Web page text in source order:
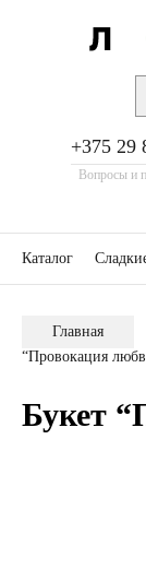
+375 29
Вопросы и
Каталог
Главная
“Провокация
Букет